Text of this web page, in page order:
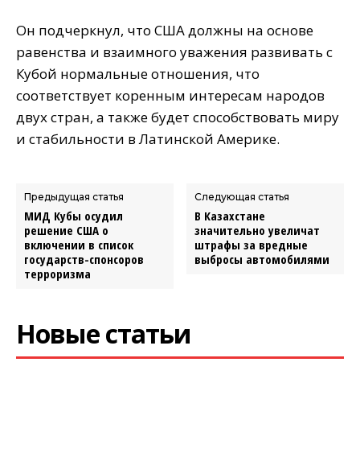
Он подчеркнул, что США должны на основе
равенства и взаимного уважения развивать с
Кубой нормальные отношения, что
соответствует коренным интересам народов
двух стран, а также будет способствовать миру
и стабильности в Латинской Америке.
Предыдущая статья
МИД Кубы осудил
решение США о
включении в список
государств-спонсоров
терроризма
Следующая статья
В Казахстане
значительно увеличат
штрафы за вредные
выбросы автомобилями
Новые статьи